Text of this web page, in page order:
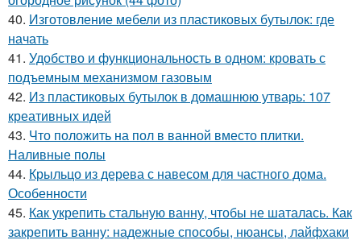
40. Изготовление мебели из пластиковых бутылок: где
начать
41. Удобство и функциональность в одном: кровать с
подъемным механизмом газовым
42. Из пластиковых бутылок в домашнюю утварь: 107
креативных идей
43. Что положить на пол в ванной вместо плитки.
Наливные полы
44. Крыльцо из дерева с навесом для частного дома.
Особенности
45. Как укрепить стальную ванну, чтобы не шаталась. Как
закрепить ванну: надежные способы, нюансы, лайфхаки